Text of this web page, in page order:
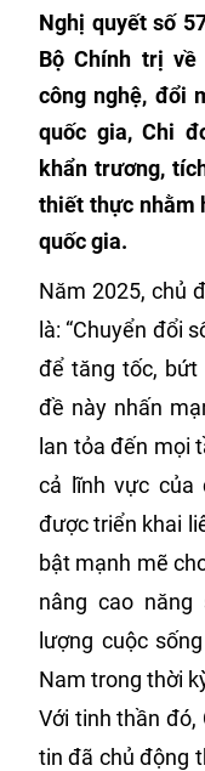
Nghị quyết số
Bộ Chính trị
công nghệ, đổi
quốc gia, Chi
khẩn trương,
thiết thực nhằm
quốc gia.
Năm 2025, chủ
là: “Chuyển đổi
để tăng tốc, bứt
đề này nhấn
lan tỏa đến mọi
cả lĩnh vực của
được triển khai
bật mạnh mẽ
nâng cao
lượng cuộc
Nam trong thời
Với tinh thần đó,
tin đã chủ động